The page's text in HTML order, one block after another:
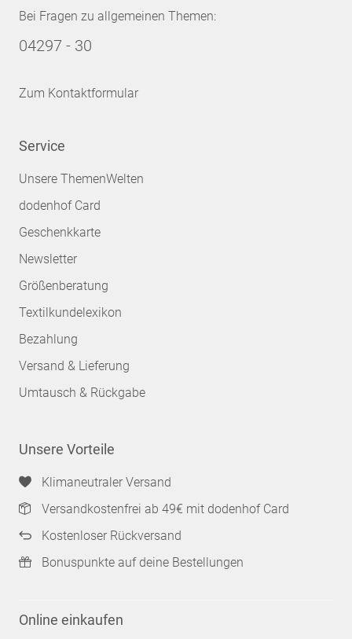
Bei Fragen zu allgemeinen Themen:
04297 - 30
Zum Kontaktformular
Service
Unsere ThemenWelten
dodenhof Card
Geschenkkarte
Newsletter
Größenberatung
Textilkundelexikon
Bezahlung
Versand & Lieferung
Umtausch & Rückgabe
Unsere Vorteile
Klimaneutraler Versand
Versandkostenfrei ab 49€ mit dodenhof Card
Kostenloser Rückversand
Bonuspunkte auf deine Bestellungen
Online einkaufen